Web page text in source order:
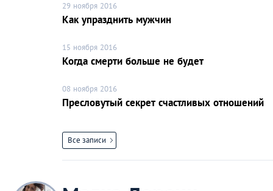
29 ноября 2016
Как упразднить мужчин
15 ноября 2016
Когда смерти больше не будет
08 ноября 2016
Пресловутый секрет счастливых отношений
Все записи